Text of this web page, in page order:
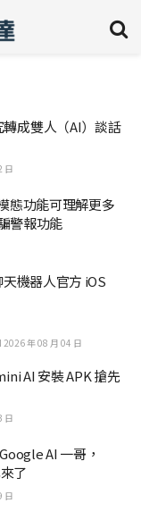
成雙人（AI）談話
日
態功能可理解更多
警報功能
機器人官方 iOS
2026 年 08 月 04 日
AI 安裝 APK 搶先
日
AI 一哥，
了
日